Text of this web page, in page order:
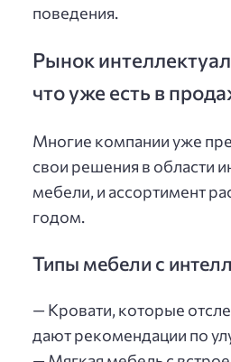
поведения.
Рынок
что уже есть в
Многие компании уже
свои решения в области
мебели, и ассортимент
годом.
Типы мебели с
— Кровати, которые
дают рекомендации по